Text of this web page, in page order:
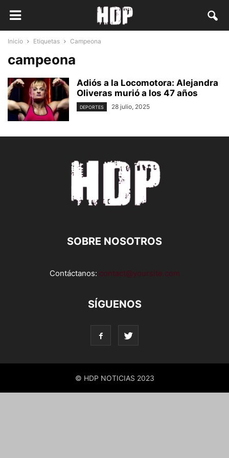
Inicio Etiquetas Campeona
campeona
Adiós a la Locomotora: Alejandra
Oliveras murió a los 47 años
DEPORTES 28 julio, 2025
SOBRE NOSOTROS
Contáctanos: contact@yoursite.com
SÍGUENOS
© HDP NOTICIAS 2023